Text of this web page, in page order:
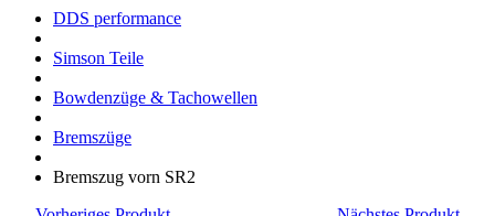
DDS performance
Simson Teile
Bowdenzüge & Tachowellen
Bremszüge
Bremszug vorn SR2